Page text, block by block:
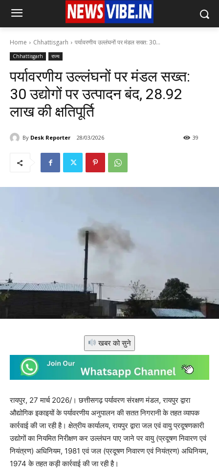
Home Chhattisgarh पर्यावरणीय उल्लंघनों पर मंडल सख्त: 30...
Chhattisgarh राज्य
पर्यावरणीय उल्लंघनों पर मंडल सख्त:
30 उद्योगों पर उत्पादन बंद, 28.92
लाख की क्षतिपूर्ति
By Desk Reporter 28/03/2026 39
खबर को सुने
रायपुर, 27 मार्च 2026/। छत्तीसगढ़ पर्यावरण संरक्षण मंडल, रायपुर द्वारा
औद्योगिक इकाइयों के पर्यावरणीय अनुपालन की सतत निगरानी के तहत व्यापक
कार्रवाई की जा रही है। क्षेत्रीय कार्यालय, रायपुर द्वारा जल एवं वायु प्रदूषणकारी
उद्योगों का नियमित निरीक्षण कर उल्लंघन पाए जाने पर वायु (प्रदूषण निवारण एवं
नियंत्रण) अधिनियम, 1981 एवं जल (प्रदूषण निवारण एवं नियंत्रण) अधिनियम,
1974 के तहत कड़ी कार्रवाई की जा रही है।